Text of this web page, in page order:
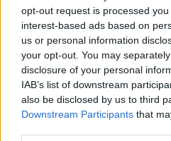
opt-out request is processed
interest-based ads based on
us or personal information
your opt-out. You may
disclosure of your personal
IAB’s list of downstream
also be disclosed by us to third
Downstream Participants that
LEGFRISSEBB
Országos hírek
Egyetem